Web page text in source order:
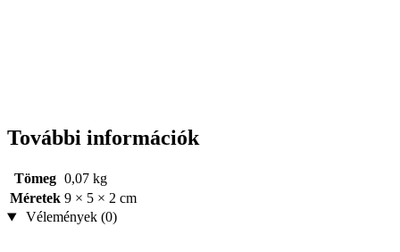
További információk
Tömeg 0,07 kg
Méretek 9 × 5 × 2 cm
Vélemények (0)